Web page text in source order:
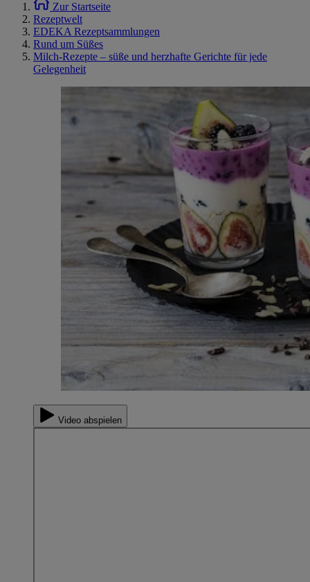
Zur Startseite
Rezeptwelt
EDEKA Rezeptsammlungen
Rund um Süßes
Milch-Rezepte – süße und herzhafte Gerichte für jede
Gelegenheit
Video abspielen